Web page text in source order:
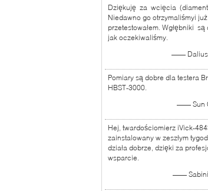
Dziękuję za wcięcia
Niedawno go otrzymaliśmyi już
przetestowałem. Wgłębniki są
jak oczekiwaliśmy.
—— Dalius
Pomiary są dobre dla testera
HBST-3000.
—— Sun
Hej, twardościomierz iVick-
zainstalowany w zeszłym
działa dobrze, dzięki za
wsparcie.
——